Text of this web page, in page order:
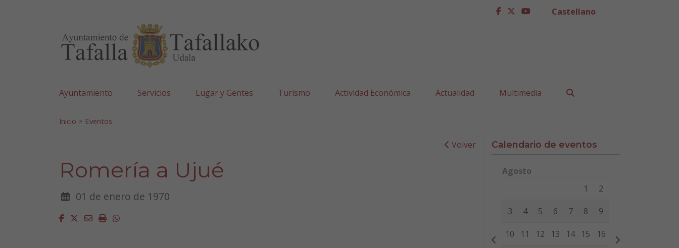
facebook
twitter
youtubeCastellano
Ayuntamiento Servicios Lugar y Gentes Turismo Actividad Económica Actualidad Multimedia
Inicio > Eventos
Volver
Romería a Ujué
01 de enero de 1970
Facebook
Twitter
EmailImprimirWhatsapp
Calendario de eventos
Agosto
Miércoles Jueves
1 2
3 4 5 6 7 8 9
10 11 12 13 14 15 16